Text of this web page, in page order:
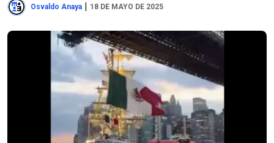
Osvaldo Anaya | 18 DE MAYO DE 2025